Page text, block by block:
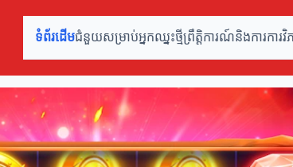
ទំព័រដើមជំនួយសម្រាប់អ្នកឈ្នះថ្មីព្រឹត្តិការណ៍និងការការ